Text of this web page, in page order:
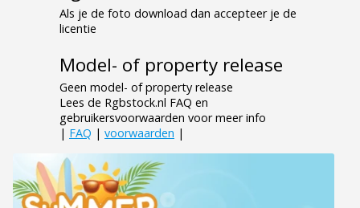
Als je de foto download dan accepteer je de
licentie
Model- of property release
Geen model- of property release
Lees de Rgbstock.nl FAQ en
gebruikersvoorwaarden voor meer info
| FAQ | voorwaarden |